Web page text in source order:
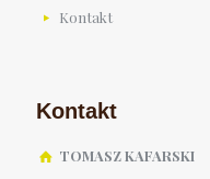
Kontakt
Kontakt
TOMASZ KAFARSKI